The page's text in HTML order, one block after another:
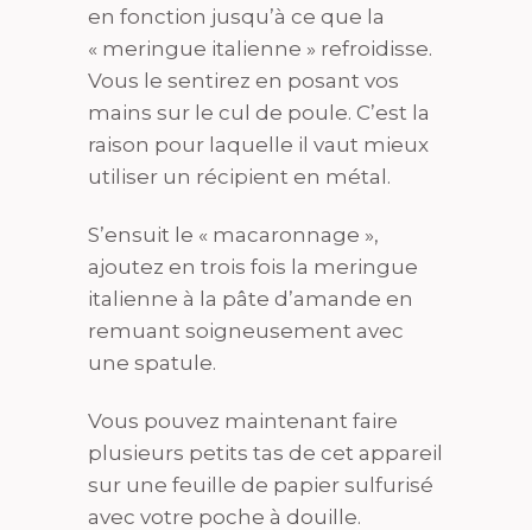
en fonction jusqu’à ce que la
« meringue italienne » refroidisse.
Vous le sentirez en posant vos
mains sur le cul de poule. C’est la
raison pour laquelle il vaut mieux
utiliser un récipient en métal.
S’ensuit le « macaronnage »,
ajoutez en trois fois la meringue
italienne à la pâte d’amande en
remuant soigneusement avec
une spatule.
Vous pouvez maintenant faire
plusieurs petits tas de cet appareil
sur une feuille de papier sulfurisé
avec votre poche à douille.